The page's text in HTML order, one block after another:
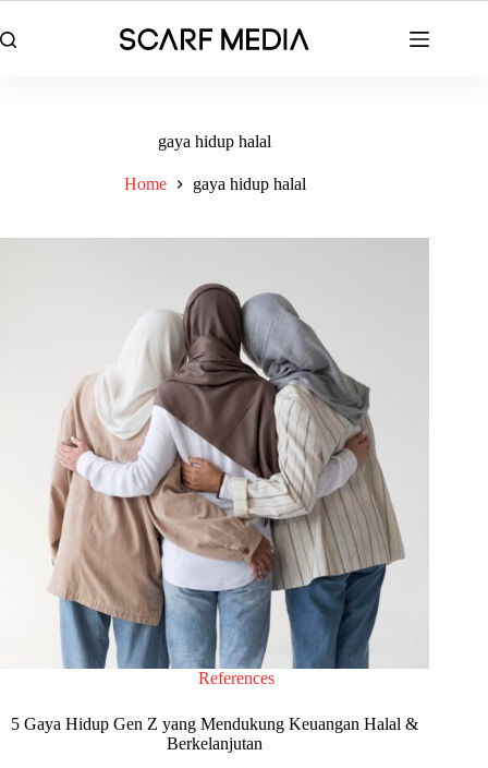
to
content
gaya hidup halal
Home gaya hidup halal
References
5 Gaya Hidup Gen Z yang Mendukung Keuangan Halal &
Berkelanjutan